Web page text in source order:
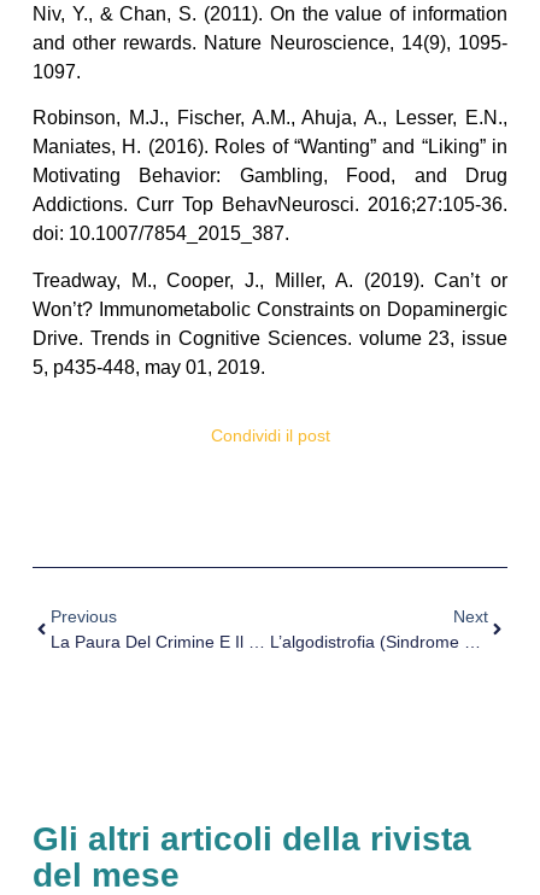
Niv, Y., & Chan, S. (2011). On the value of information
and other rewards. Nature Neuroscience, 14(9), 1095-
1097.
Robinson, M.J., Fischer, A.M., Ahuja, A., Lesser, E.N.,
Maniates, H. (2016). Roles of “Wanting” and “Liking” in
Motivating Behavior: Gambling, Food, and Drug
Addictions. Curr Top BehavNeurosci. 2016;27:105-36.
doi: 10.1007/7854_2015_387.
Treadway, M., Cooper, J., Miller, A. (2019). Can’t or
Won’t? Immunometabolic Constraints on Dopaminergic
Drive. Trends in Cognitive Sciences. volume 23, issue
5, p435-448, may 01, 2019.
Condividi il post
Previous
Next
Gli altri articoli della rivista
del mese